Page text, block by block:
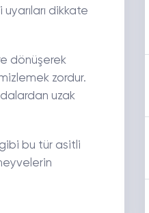
dikkate
dönüşerek
zordur.
uzak
gibi bu tür asitli